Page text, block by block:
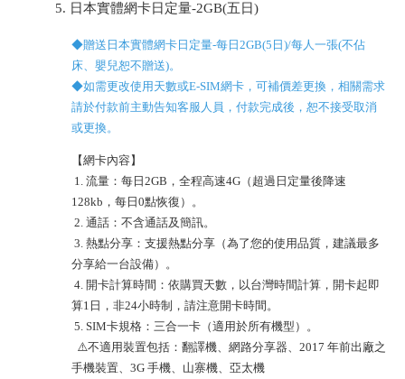
日本實體網卡日定量-2GB(五日)
◆贈送日本實體網卡日定量-每日2GB(5日)/每人一張(不佔
床、嬰兒恕不贈送)。
◆如需更改使用天數或E-SIM網卡，可補價差更換，相關需求
請於付款前主動告知客服人員，付款完成後，恕不接受取消
或更換。
【網卡內容】
1. 流量：每日2GB，全程高速4G（超過日定量後降速
128kb，每日0點恢復）。
2. 通話：不含通話及簡訊。
3. 熱點分享：支援熱點分享（為了您的使用品質，建議最多
分享給一台設備）。
4. 開卡計算時間：依購買天數，以台灣時間計算，開卡起即
算1日，非24小時制，請注意開卡時間。
5. SIM卡規格：三合一卡（適用於所有機型）。
⚠️不適用裝置包括：翻譯機、網路分享器、2017 年前出廠之
手機裝置、3G 手機、山寨機、亞太機